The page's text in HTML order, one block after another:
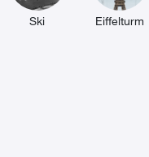
Ski Eiffelturm